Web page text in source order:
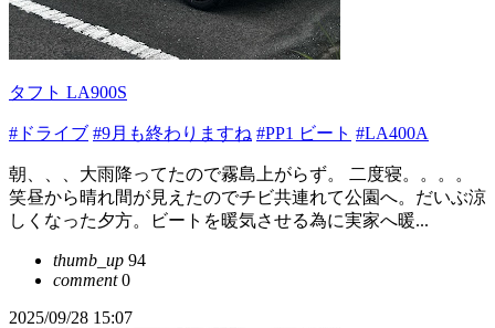
タフト LA900S
#ドライブ #9月も終わりますね #PP1 ビート #LA400A
朝、、、大雨降ってたので霧島上がらず。 二度寝。。。。
笑昼から晴れ間が見えたのでチビ共連れて公園へ。だいぶ涼
しくなった夕方。ビートを暖気させる為に実家へ暖...
thumb_up 94
comment0
2025/09/28 15:07